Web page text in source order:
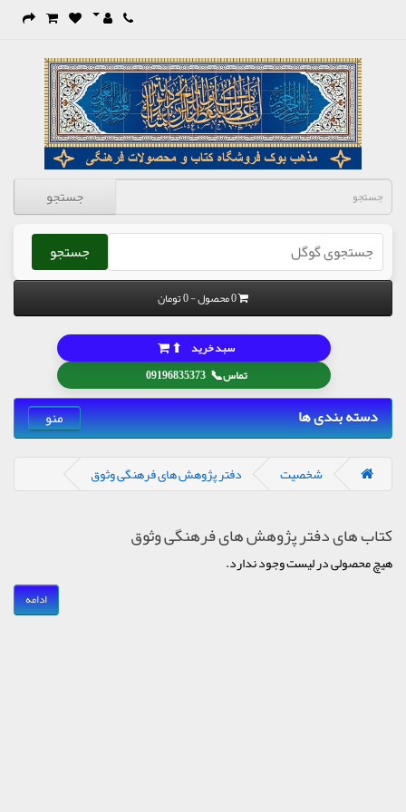
جستجو
جستجو
0 محصول - 0 تومان
تماس📞
09196835373
سبد خرید ⬆
دسته بندی ها منو
شخصیت دفتر پژوهش های فرهنگی وثوق
کتاب های دفتر پژوهش های فرهنگی وثوق
هیچ محصولی در لیست وجود ندارد.
ادامه